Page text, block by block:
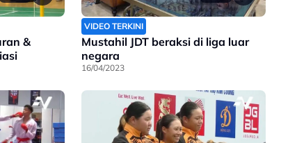
&
VIDEO TERKINI
Mustahil JDT beraksi di liga luar
negara
16/04/2023